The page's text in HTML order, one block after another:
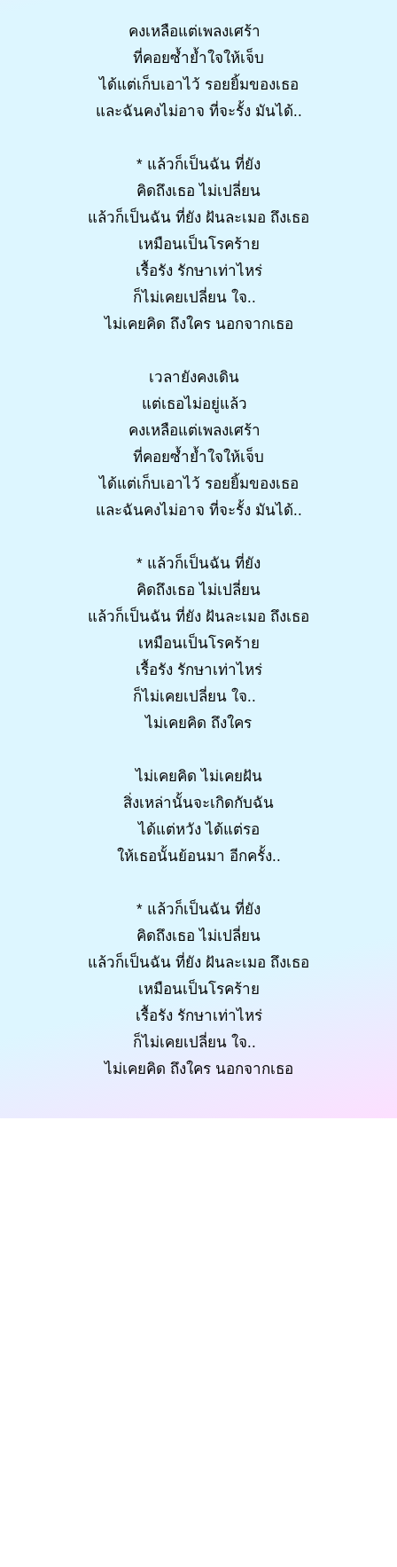
คงเหลือแต่เพลงเศร้า
ที่คอยซ้ำย้ำใจให้เจ็บ
ได้แต่เก็บเอาไว้ รอยยิ้มของเธอ
และฉันคงไม่อาจ ที่จะรั้ง มันได้..
* แล้วก็เป็นฉัน ที่ยัง
คิดถึงเธอ ไม่เปลี่ยน
แล้วก็เป็นฉัน ที่ยัง ฝันละเมอ ถึงเธอ
เหมือนเป็นโรคร้าย
เรื้อรัง รักษาเท่าไหร่
ก็ไม่เคยเปลี่ยน ใจ..
ไม่เคยคิด ถึงใคร นอกจากเธอ
เวลายังคงเดิน
แต่เธอไม่อยู่แล้ว
คงเหลือแต่เพลงเศร้า
ที่คอยซ้ำย้ำใจให้เจ็บ
ได้แต่เก็บเอาไว้ รอยยิ้มของเธอ
และฉันคงไม่อาจ ที่จะรั้ง มันได้..
* แล้วก็เป็นฉัน ที่ยัง
คิดถึงเธอ ไม่เปลี่ยน
แล้วก็เป็นฉัน ที่ยัง ฝันละเมอ ถึงเธอ
เหมือนเป็นโรคร้าย
เรื้อรัง รักษาเท่าไหร่
ก็ไม่เคยเปลี่ยน ใจ..
ไม่เคยคิด ถึงใคร
ไม่เคยคิด ไม่เคยฝัน
สิ่งเหล่านั้นจะเกิดกับฉัน
ได้แต่หวัง ได้แต่รอ
ให้เธอนั้นย้อนมา อีกครั้ง..
* แล้วก็เป็นฉัน ที่ยัง
คิดถึงเธอ ไม่เปลี่ยน
แล้วก็เป็นฉัน ที่ยัง ฝันละเมอ ถึงเธอ
เหมือนเป็นโรคร้าย
เรื้อรัง รักษาเท่าไหร่
ก็ไม่เคยเปลี่ยน ใจ..
ไม่เคยคิด ถึงใคร นอกจากเธอ